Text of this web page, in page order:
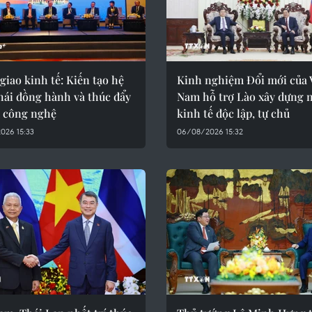
kinh tế: Kiến tạo hệ
đồng hành và thúc đẩy
nghệ
15:33
Kinh nghiệm Đổi mới của
Nam hỗ trợ Lào xây dựng
kinh tế độc lập, tự chủ
06/08/2026 15:32